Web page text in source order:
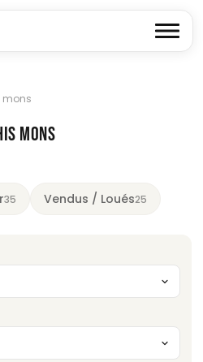
mons
MONS
35 Vendus / Loués25